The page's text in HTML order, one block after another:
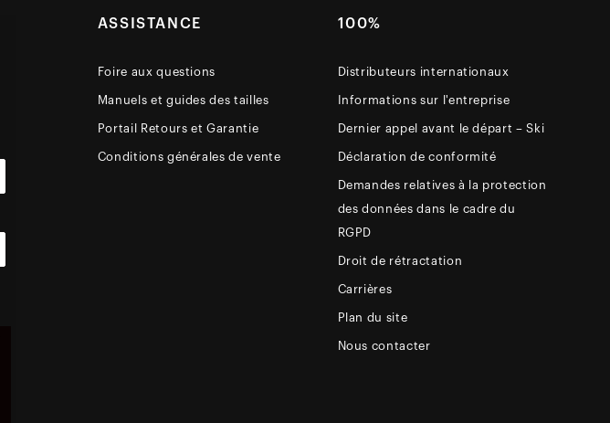
ASSISTANCE
Foire aux questions
Manuels et guides des tailles
Portail Retours et Garantie
Conditions générales de vente
100%
Distributeurs internationaux
Informations sur l'entreprise
Dernier appel avant le départ – Ski
Déclaration de conformité
Demandes relatives à la protection
des données dans le cadre du
RGPD
Droit de rétractation
Carrières
Plan du site
Nous contacter